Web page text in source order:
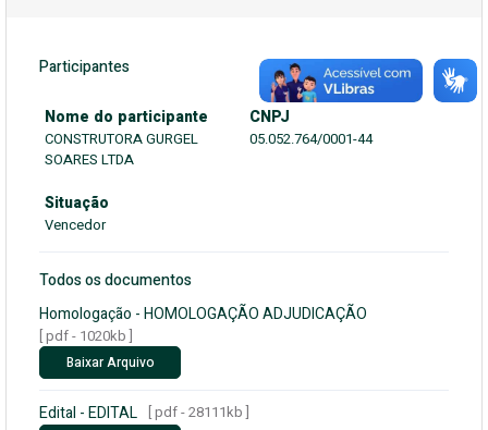
Participantes
Nome do participante
CONSTRUTORA GURGEL
SOARES LTDA
CNPJ
05.052.764/0001-44
Situação
Vencedor
Todos os documentos
Homologação - HOMOLOGAÇÃO ADJUDICAÇÃO
[ pdf - 1020kb ]
Baixar Arquivo
Edital - EDITAL [ pdf - 28111kb ]